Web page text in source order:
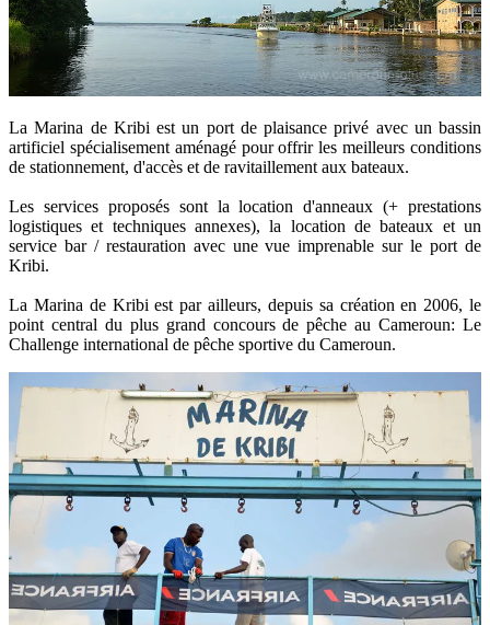
La Marina de Kribi est un port de plaisance privé avec un bassin
artificiel spécialisement aménagé pour offrir les meilleurs conditions
de stationnement, d'accès et de ravitaillement aux bateaux.
Les services proposés sont la location d'anneaux (+ prestations
logistiques et techniques annexes), la location de bateaux et un
service bar / restauration avec une vue imprenable sur le port de
Kribi.
La Marina de Kribi est par ailleurs, depuis sa création en 2006, le
point central du plus grand concours de pêche au Cameroun: Le
Challenge international de pêche sportive du Cameroun.